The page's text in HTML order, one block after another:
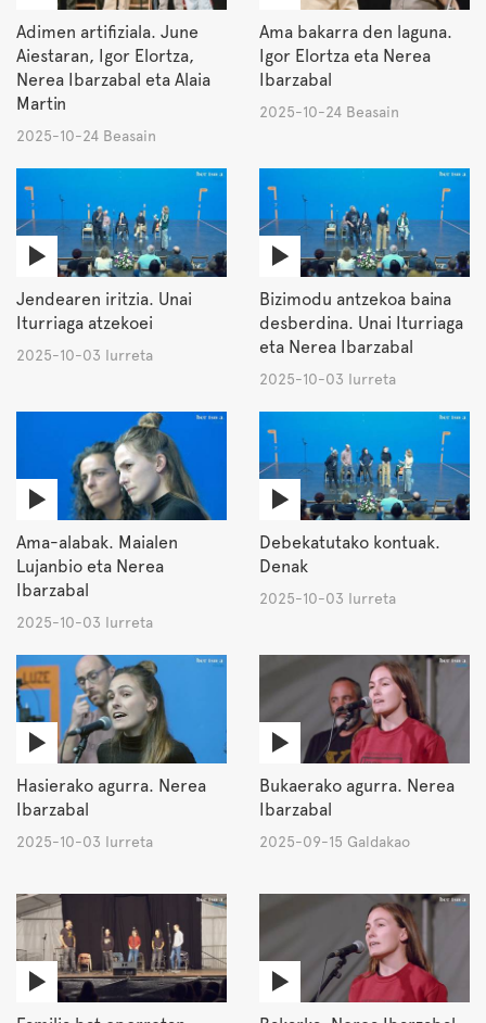
Adimen artifiziala. June
Aiestaran, Igor Elortza,
Nerea Ibarzabal eta Alaia
Martin
2025-10-24 Beasain
Ama bakarra den laguna.
Igor Elortza eta Nerea
Ibarzabal
2025-10-24 Beasain
Jendearen iritzia. Unai
Iturriaga atzekoei
2025-10-03 Iurreta
Bizimodu antzekoa baina
desberdina. Unai Iturriaga
eta Nerea Ibarzabal
2025-10-03 Iurreta
Ama-alabak. Maialen
Lujanbio eta Nerea
Ibarzabal
2025-10-03 Iurreta
Debekatutako kontuak.
Denak
2025-10-03 Iurreta
Hasierako agurra. Nerea
Ibarzabal
2025-10-03 Iurreta
Bukaerako agurra. Nerea
Ibarzabal
2025-09-15 Galdakao